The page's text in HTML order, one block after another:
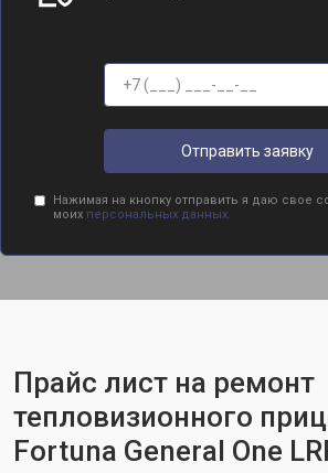
Отправить заявку
Нажимая на кнопку отправить я даю свое
моих персональных данных.
Прайс лист на ремонт
тепловизионного
Fortuna General One